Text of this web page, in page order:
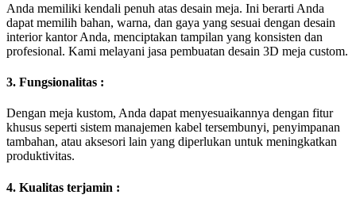
Anda memiliki kendali penuh atas desain meja. Ini berarti Anda
dapat memilih bahan, warna, dan gaya yang sesuai dengan desain
interior kantor Anda, menciptakan tampilan yang konsisten dan
profesional. Kami melayani jasa pembuatan desain 3D meja custom.
3. Fungsionalitas :
Dengan meja kustom, Anda dapat menyesuaikannya dengan fitur
khusus seperti sistem manajemen kabel tersembunyi, penyimpanan
tambahan, atau aksesori lain yang diperlukan untuk meningkatkan
produktivitas.
4. Kualitas terjamin :